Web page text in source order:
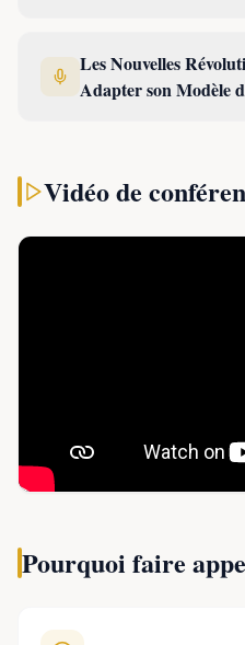
de consommation. Cette
vision transversale des
à l'Université Paris Cité, au
Sociales et Recomposition
Les Nouvelles
Adapter son Modèle
Vidéo de
Pourquoi faire